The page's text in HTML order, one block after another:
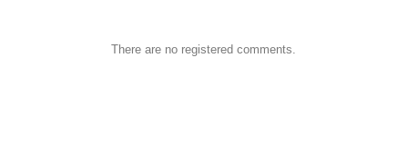
There are no registered comments.